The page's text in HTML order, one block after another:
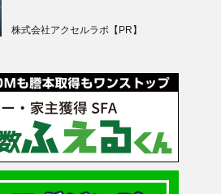
株式会社アクセルラボ【PR】